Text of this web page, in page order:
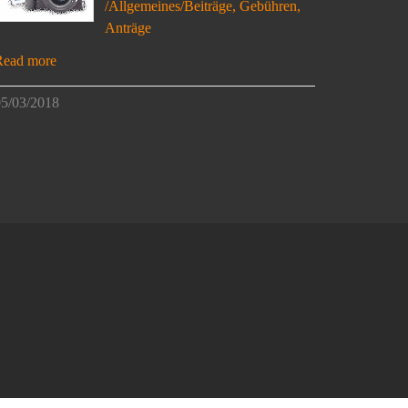
/Allgemeines/Beiträge, Gebühren,
Anträge
more
03/2018